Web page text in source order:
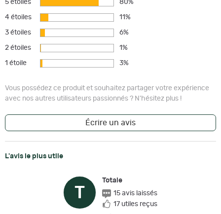
5 étoiles 80%
4 étoiles 11%
3 étoiles 6%
2 étoiles 1%
1 étoile 3%
Vous possédez ce produit et souhaitez partager votre expérience
avec nos autres utilisateurs passionnés ? N'hésitez plus !
Écrire un avis
L'avis le plus utile
T
Totale
15 avis laissés
17 utiles reçus